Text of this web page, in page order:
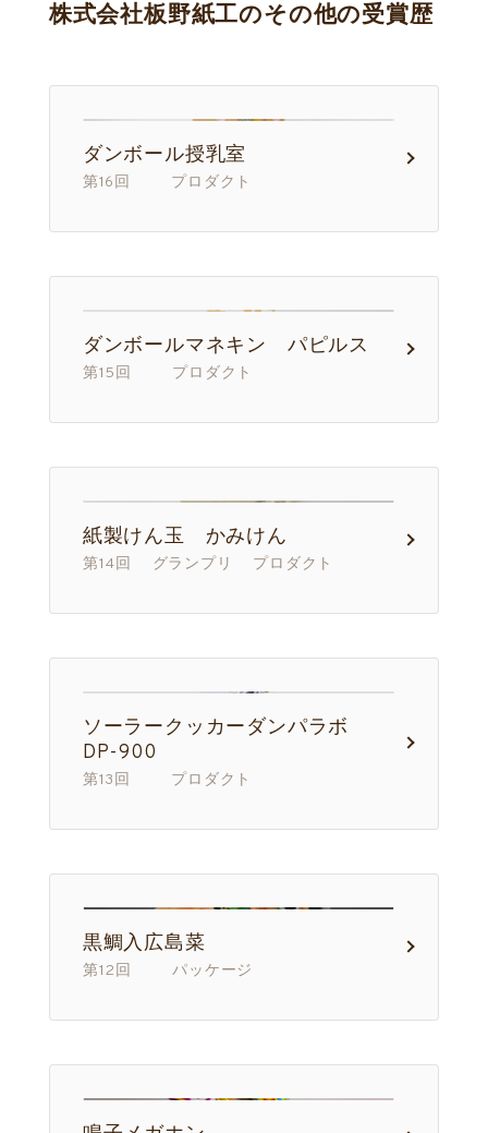
株式会社板野紙工のその他の受賞歴
ダンボール授乳室
第16回 プロダクト
ダンボールマネキン パピルス
第15回 プロダクト
紙製けん玉 かみけん
第14回 グランプリ プロダクト
ソーラークッカーダンパラボ
DP-900
第13回 プロダクト
黒鯛入広島菜
第12回 パッケージ